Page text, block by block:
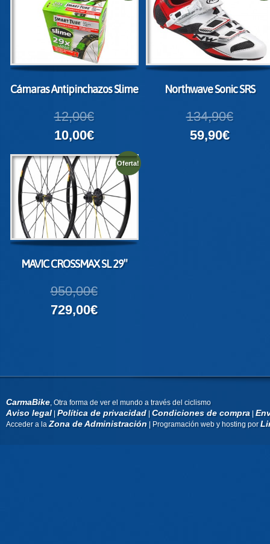
Cámaras Antipinchazos Slime
12,00€
10,00€
Northwave Sonic SRS
134,90€
59,90€
Oferta!
MAVIC CROSSMAX SL 29″
950,00€
729,00€
CarmaBike, Otra forma de ver el mundo a través del ciclismo
Aviso legal|Política de privacidad|Condiciones de compra|
Acceder a laZona de Administración| Programación web y hosting por